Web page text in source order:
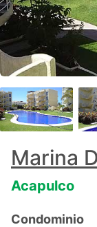
Marina
Acapulco
Condominio